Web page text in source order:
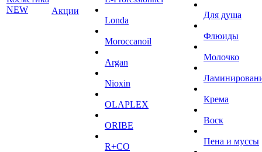
NEW
Акции
Londa
Moroccanoil
Argan
Niохin
OLAPLEX
ORIBE
R+CO
Для душа
Флюиды
Молочко
Крема
Воск
Пена и муссы